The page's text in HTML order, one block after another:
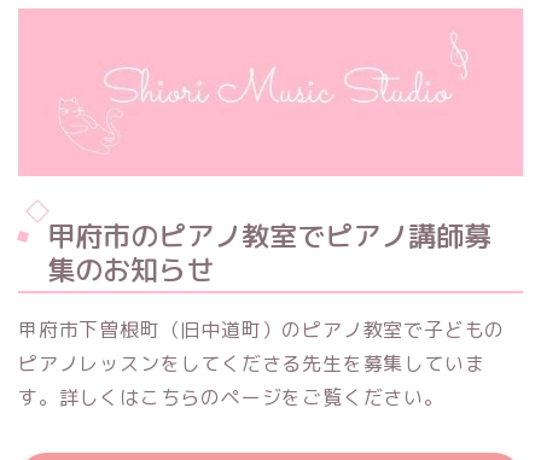
甲府市のピアノ教室でピアノ講師募
集のお知らせ
甲府市下曽根町（旧中道町）のピアノ教室で子どもの
ピアノレッスンをしてくださる先生を募集していま
す。詳しくはこちらのページをご覧ください。